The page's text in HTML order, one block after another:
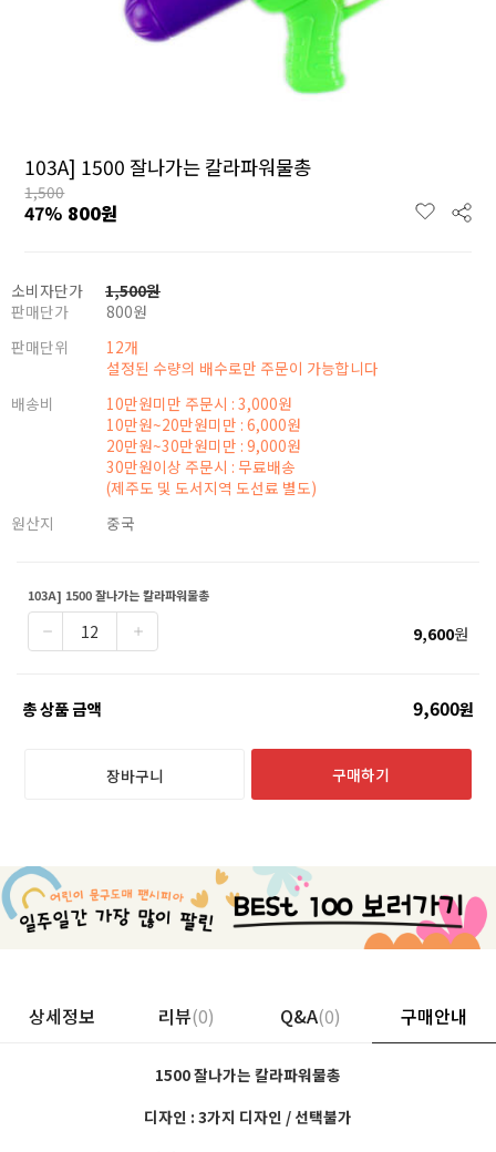
103A] 1500 잘나가는 칼라파워물총
1,500
47% 800원
소비자단가 1,500원
판매단가
800원
판매단위
12개
설정된 수량의 배수로만 주문이 가능합니다
배송비
10만원미만 주문시 : 3,000원
10만원~20만원미만 : 6,000원
20만원~30만원미만 : 9,000원
30만원이상 주문시 : 무료배송
(제주도 및 도서지역 도선료 별도)
원산지
중국
103A] 1500 잘나가는 칼라파워물총
9,600원
총 상품 금액 9,600원
장바구니 구매하기
상세정보 리뷰(0) Q&A(0) 구매안내
1500 잘나가는 칼라파워물총
디자인 : 3가지 디자인 / 선택불가